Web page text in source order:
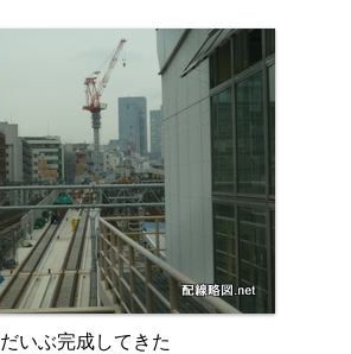
だいぶ完成してきた